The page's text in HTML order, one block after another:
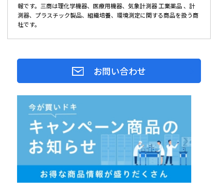
報です。三商は理化学機器、医療用機器、気象計測器 工業薬品 、計
測器、プラスチック製品、組織培養、環境測定に関する商品を扱う商
社です。
お問い合わせ